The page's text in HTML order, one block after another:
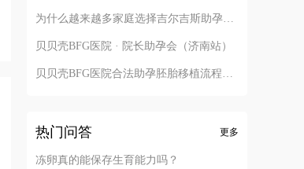
为什么越来越多家庭选择吉尔吉斯助孕？比什凯克BFG医院的四个核心答案
贝贝壳BFG医院 · 院长助孕会（济南站）
贝贝壳BFG医院合法助孕胚胎移植流程详解
热门问答 更多
冻卵真的能保存生育能力吗？